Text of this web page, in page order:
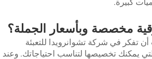
كبيرة.
مخصصة وبأسعار الجملة؟
في شركة تشوانرويدا للتعبئة
يمكنك تخصيصها لتناسب احتياجاتك. وعند